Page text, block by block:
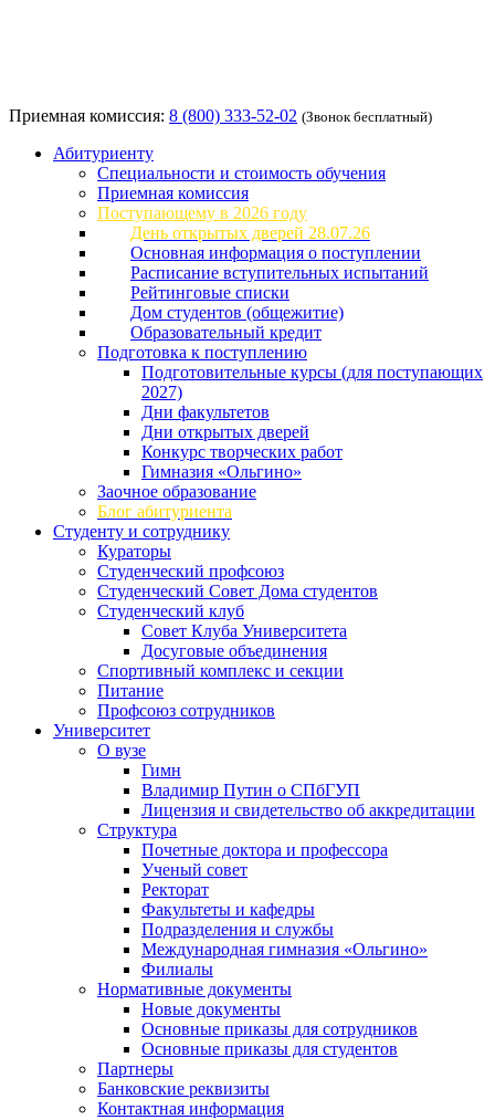
Приемная комиссия: 8 (800) 333-52-02 (Звонок бесплатный)
Абитуриенту
Специальности и стоимость обучения
Приемная комиссия
Поступающему в 2026 году
День открытых дверей 28.07.26
Основная информация о поступлении
Расписание вступительных испытаний
Рейтинговые списки
Дом студентов (общежитие)
Образовательный кредит
Подготовка к поступлению
Подготовительные курсы (для поступающих
2027)
Дни факультетов
Дни открытых дверей
Конкурс творческих работ
Гимназия «Ольгино»
Заочное образование
Блог абитуриента
Студенту и сотруднику
Кураторы
Студенческий профсоюз
Студенческий Совет Дома студентов
Студенческий клуб
Совет Клуба Университета
Досуговые объединения
Спортивный комплекс и секции
Питание
Профсоюз сотрудников
Университет
О вузе
Гимн
Владимир Путин о СПбГУП
Лицензия и свидетельство об аккредитации
Структура
Почетные доктора и профессора
Ученый совет
Ректорат
Факультеты и кафедры
Подразделения и службы
Международная гимназия «Ольгино»
Филиалы
Нормативные документы
Новые документы
Основные приказы для сотрудников
Основные приказы для студентов
Партнеры
Банковские реквизиты
Контактная информация